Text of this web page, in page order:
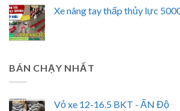
Xe nâng tay thấp thủy lực
BÁN CHẠY NHẤT
Vỏ xe 12-16.5 BKT - ẤN Độ